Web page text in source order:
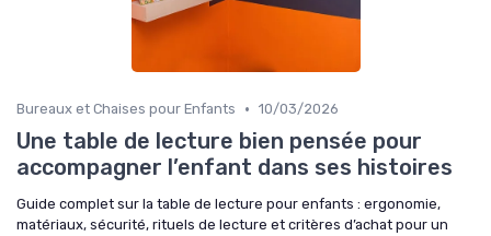
Bureaux et Chaises pour Enfants • 10/03/2026
Une table de lecture bien pensée pour
accompagner l’enfant dans ses histoires
Guide complet sur la table de lecture pour enfants : ergonomie,
matériaux, sécurité, rituels de lecture et critères d’achat pour un